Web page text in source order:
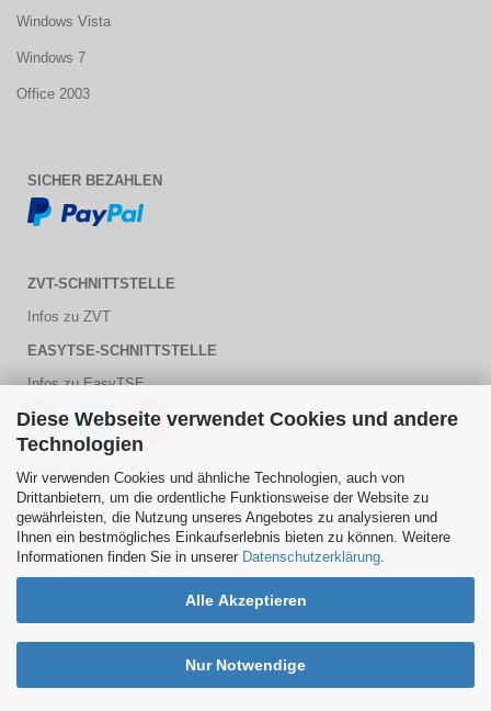
Diese Webseite verwendet Cookies und andere
Technologien
Wir verwenden Cookies und ähnliche Technologien, auch von
Drittanbietern, um die ordentliche Funktionsweise der Website zu
gewährleisten, die Nutzung unseres Angebotes zu analysieren und
Ihnen ein bestmögliches Einkaufserlebnis bieten zu können. Weitere
Informationen finden Sie in unserer Datenschutzerklärung
Alle Akzeptieren
Nur Notwendige
Windows Vista
Windows 7
Office 2003
SICHER BEZAHLEN
ZVT-SCHNITTSTELLE
Infos zu ZVT
EASYTSE-SCHNITTSTELLE
Infos zu EasyTSE
KUNDENSERVICE
PDF Hilfe
Kontaktformular
Telefon 0 38 43 - 344 22 00